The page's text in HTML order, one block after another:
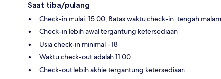
Saat tiba/pulang
Check-in mulai: 15.00; Batas waktu check-in: tengah malam
Check-in lebih awal tergantung ketersediaan
Usia check-in minimal - 18
Waktu check-out adalah 11.00
Check-out lebih akhie tergantung ketersediaan